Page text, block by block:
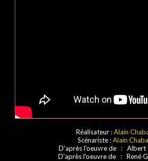
Réalisateur :Alain
Scénariste :Alain
D'après l'oeuvre de : Albert
D'après l'oeuvre de : René